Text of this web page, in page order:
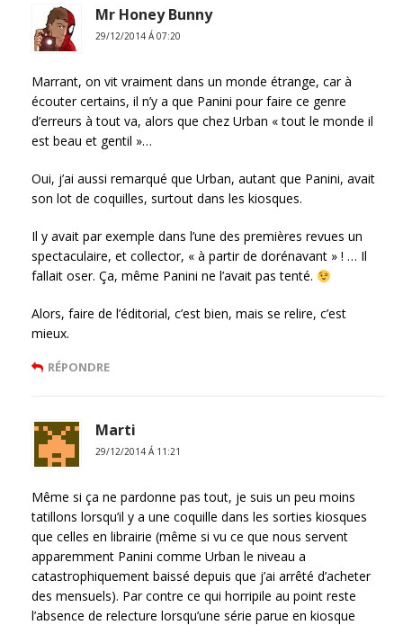
Mr Honey Bunny
29/12/2014 Á 07:20
Marrant, on vit vraiment dans un monde étrange, car à
écouter certains, il n’y a que Panini pour faire ce genre
d’erreurs à tout va, alors que chez Urban « tout le monde il
est beau et gentil »…
Oui, j’ai aussi remarqué que Urban, autant que Panini, avait
son lot de coquilles, surtout dans les kiosques.
Il y avait par exemple dans l’une des premières revues un
spectaculaire, et collector, « à partir de dorénavant » ! … Il
fallait oser. Ça, même Panini ne l’avait pas tenté.
Alors, faire de l’éditorial, c’est bien, mais se relire, c’est
mieux.
RÉPONDRE
Marti
29/12/2014 Á 11:21
Même si ça ne pardonne pas tout, je suis un peu moins
tatillons lorsqu’il y a une coquille dans les sorties kiosques
que celles en librairie (même si vu ce que nous servent
apparemment Panini comme Urban le niveau a
catastrophiquement baissé depuis que j’ai arrêté d’acheter
des mensuels). Par contre ce qui horripile au point reste
l’absence de relecture lorsqu’une série parue en kiosque